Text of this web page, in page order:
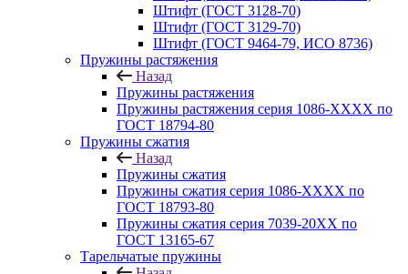
Штифт (ГОСТ 3128-70)
Штифт (ГОСТ 3129-70)
Штифт (ГОСТ 9464-79, ИСО 8736)
Пружины растяжения
Назад
Пружины растяжения
Пружины растяжения серия 1086-ХХХХ по
ГОСТ 18794‑80
Пружины сжатия
Назад
Пружины сжатия
Пружины сжатия серия 1086-ХХХХ по
ГОСТ 18793‑80
Пружины сжатия серия 7039-20ХХ по
ГОСТ 13165‑67
Тарельчатые пружины